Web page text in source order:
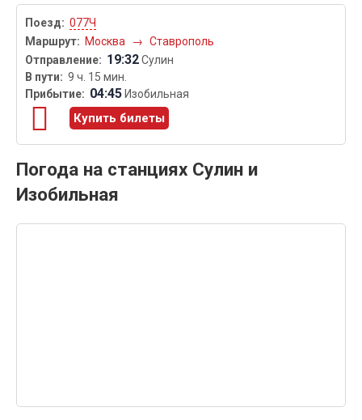
077Ч
Москва
→ Ставрополь
19:32Сулин
9 ч. 15 мин.
04:45 Изобильная
Купить билеты
Погода на станциях Сулин и
Изобильная